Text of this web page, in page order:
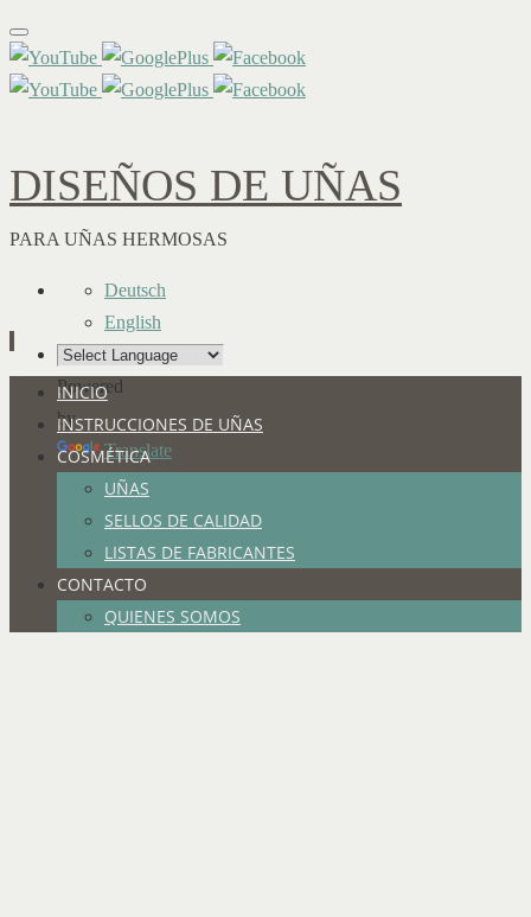
DISEÑOS DE UÑAS
PARA UÑAS HERMOSAS
Deutsch
English
Powered
by
Translate
contenido
INICIO
INSTRUCCIONES DE UÑAS
COSMÉTICA
UÑAS
SELLOS DE CALIDAD
LISTAS DE FABRICANTES
CONTACTO
QUIENES SOMOS